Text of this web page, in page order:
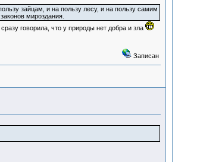
зайцам, и на пользу лесу, и на пользу самим
мироздания.
говорила, что у природы нет добра и зла
Записан